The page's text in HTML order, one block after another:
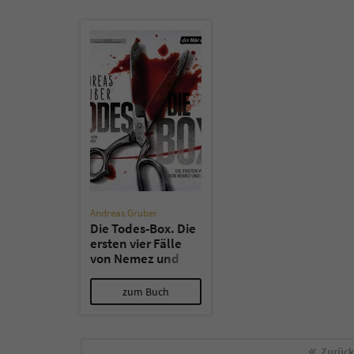
Andreas Gruber
Die Todes-Box. Die
ersten vier Fälle
von Nemez und
zum Buch